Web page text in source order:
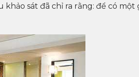
sát đã chỉ ra rằng: để có một